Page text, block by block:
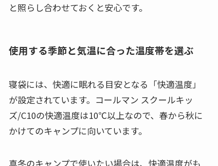
と照らし合わせておくと安心です。
使用する季節と気温に合った温度帯を選ぶ
寝袋には、快適に眠れる目安となる「快適温度」
が設定されています。コールマン スクールキッ
ズ/C10の快適温度は10℃以上なので、春から秋に
かけてのキャンプに向いています。
真冬のキャンプで使いたい場合は、快適温度がも